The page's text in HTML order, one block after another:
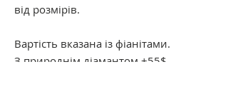
від розмірів.
Вартість вказана із фіанітами.
З природнім діамантом +55$